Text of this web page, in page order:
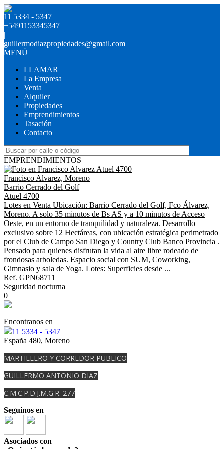
11 5334 - 5347
+5491153345347
|
guillermodiazpropiedades@gmail.com
MENÚ
LLAMAR
La Empresa
Venta
Alquiler
Propiedades
Emprendimientos
Tasación
Contacto
EMPRENDIMIENTOS
Francisco Alvarez, Moreno
Barrio Cerrado del Golf
Atuel 4700
Lotes en Venta Ubicación: Barrio Cerrado del Golf, Fco Álvarez,
Moreno. A solo 35 minutos de Bs AS y a 10 minutos de Acceso
Oeste, en un entorno de tranquilidad y naturaleza. Desarrollo
exclusivo sobre 12 Hectáreas, con ubicación estratégica perimetrado
por el Club de Campo San Diego y Country Club Banco Provincia .
Pensado para quienes disfrutan la vida al aire libre rodeado de
frondosas arboledas. Espacio social con SUM, Coworking,
Gimnasio y sala de Yoga. Lotes: Superficies desde ...
Ref. GPN68711
Seguridad nocturna
0
Encontranos en
11 5334 - 5347
España 480, Moreno
MARTILLERO Y CORREDOR PUBLICO
GUILLERMO ANTONIO DIAZ
C.M.C.P.D.J.M.G.R. 277
Seguinos en
Asociados con